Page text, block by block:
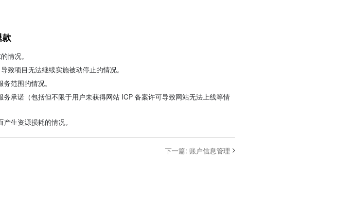
款
情况。
致项目无法继续实施被动停止的情况。
范围的情况。
承诺（包括但不限于用户未获得网站 ICP 备案许可导致网站无法上线等情
生资源损耗的情况。
下一篇: 账户信息管理